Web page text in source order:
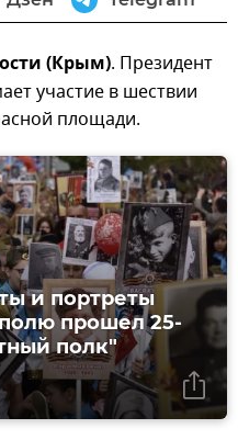
(Крым). Президент
участие в шествии
площади.
и портреты
прошел 25-
полк"